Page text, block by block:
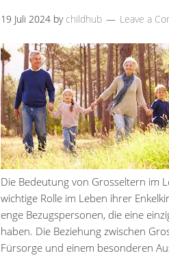
19 Juli 2024 by childhub Leave a
Die Bedeutung von Grosseltern im
wichtige Rolle im Leben ihrer
enge Bezugspersonen, die eine
haben. Die Beziehung zwischen
Fürsorge und einem besonderen